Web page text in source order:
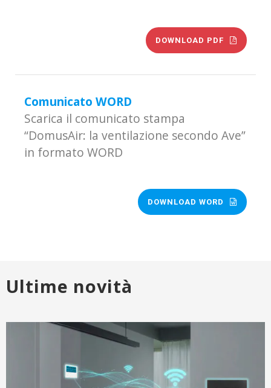
DOWNLOAD PDF
Comunicato WORD
Scarica il comunicato stampa
“DomusAir: la ventilazione secondo Ave”
in formato WORD
DOWNLOAD WORD
Ultime novità